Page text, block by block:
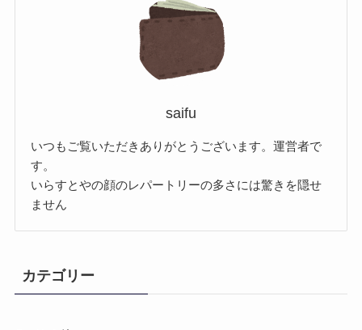
saifu
いつもご覧いただきありがとうございます。運営者で
す。
いらすとやの顔のレパートリーの多さには驚きを隠せ
ません
カテゴリー